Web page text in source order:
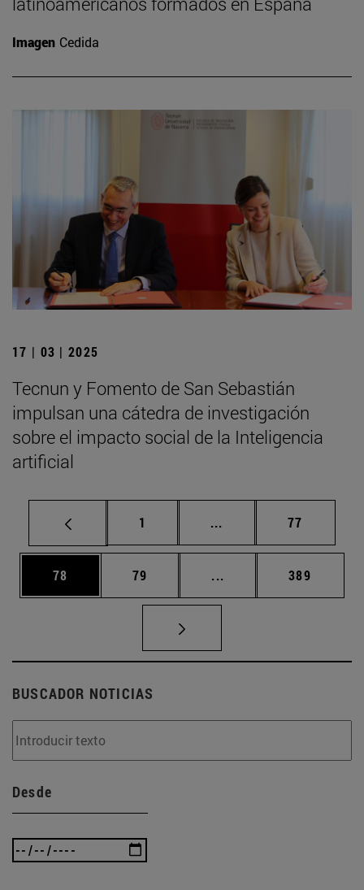
Imagen Cedida
17 | 03 | 2025
Tecnun y Fomento de San Sebastián
impulsan una cátedra de investigación
sobre el impacto social de la Inteligencia
artificial
Página
1 ... Páginas intermedias
Página
77
Página
78 Página
79 ... Páginas intermedias
Página
389
BUSCADOR NOTICIAS
Desde